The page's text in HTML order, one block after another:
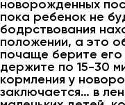
новорожденных
пока ребенок не
бодрствования
положении, а это
почаще берите его
держите по 15-30
кормления у
заключается… в